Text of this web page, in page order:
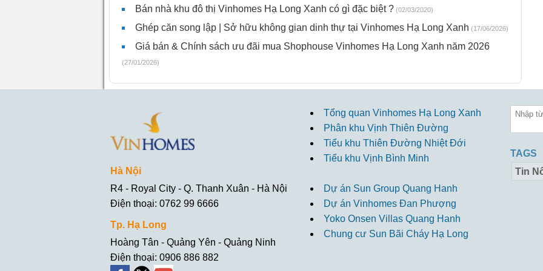
Bán nhà khu đô thị Vinhomes Hạ Long Xanh có gì đặc biệt ? (02/03/2020)
Ghép căn song lập | Sở hữu không gian dinh thự tại Vinhomes Hạ Long Xanh (17/06/2026)
Giá bán & Chính sách ưu đãi mua Shophouse Vinhomes Hạ Long Xanh năm 2026
(27/01/2026)
Hà Nội
R4 - Royal City - Q. Thanh Xuân - Hà Nội
Điện thoại: 0762 99 6666
Tp. Hạ Long
Hoàng Tân - Quảng Yên - Quảng Ninh
Điện thoại: 0906 886 882
Tổng quan Vinhomes Hạ Long Xanh
Phân khu Vịnh Thiên Đường
Tiểu khu Thiên Đường Nhiệt Đới
Tiểu khu Vịnh Bình Minh
Dự án Sun Group Quang Hanh
Dự án Vinhomes Đan Phượng
Yoko Onsen Villas Quang Hanh
Chung cư Sun Bãi Cháy Hạ Long
TAGS
Tin